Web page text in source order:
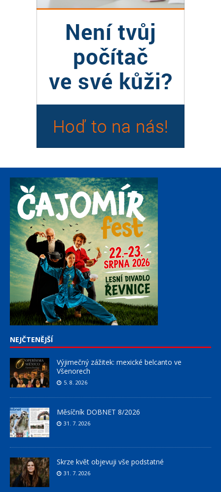
NEJČTENĚJŠÍ
Výjimečný zážitek: mexické belcanto ve
Všenorech
5. 8. 2026
Měsíčník DOBNET 8/2026
31. 7. 2026
Skrze květ objevuji vše podstatné
31. 7. 2026